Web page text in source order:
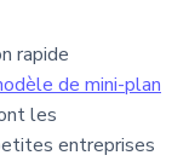
rapide
de mini-plan
les
entreprises